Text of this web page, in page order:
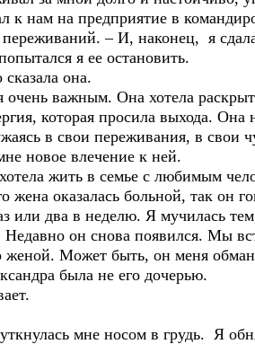
к нам на предприятие в
– И, наконец, я
я ее остановить.
она.
очень важным. Она хотела
которая просила выхода.
в свои переживания, в свои
новое влечение к ней.
жить в семье с любимым
жена оказалась больной, так он
или два в неделю. Я мучилась
он снова появился. Мы
женой. Может быть, он меня
была не его дочерью.
мне носом в грудь. Я